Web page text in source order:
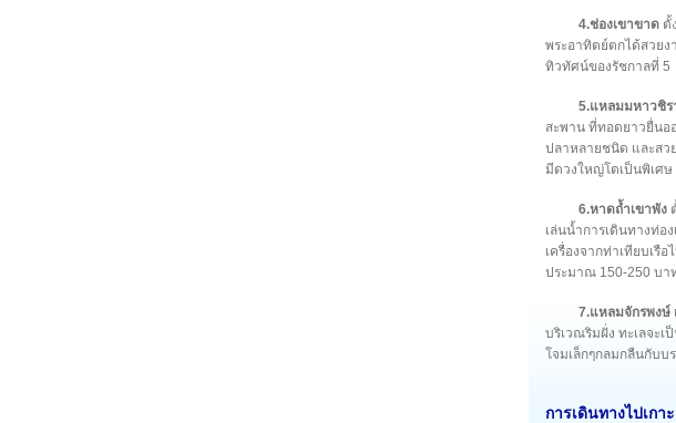
4.ช่องเขาขาด ตั้
พระอาทิตย์ตกได้สวย
ทิวทัศน์ของรัชกาลที่ 5
5.แหลมมหาวชิร
สะพาน ที่ทอดยาวยื่นอ
ปลาหลายชนิด และสว
มีดวงใหญ่โตเป็นพิเศษ
6.หาดถ้ำเขาพัง
เล่นน้ำการเดินทางท่อ
เครื่องจากท่าเทียบเรื
ประมาณ 150-250 บา
7.แหลมจักรพงษ์
บริเวณริมฝั่ง ทะเลจะ
โจมเล็กๆกลมกลืนกับบ
การเดินทางไปเกา